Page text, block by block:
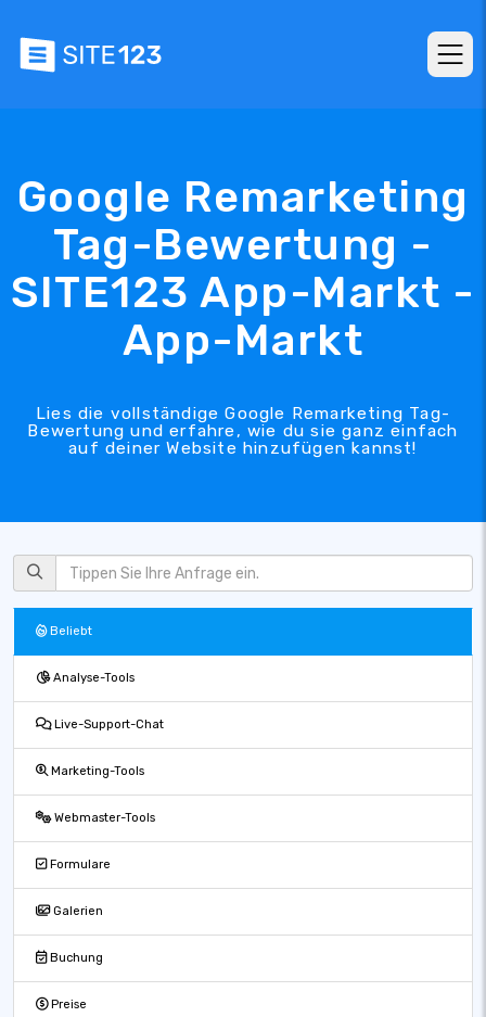
Google Remarketing
Tag-Bewertung -
SITE123 App-Markt -
App-Markt
Lies die vollständige Google Remarketing Tag-
Bewertung und erfahre, wie du sie ganz einfach
auf deiner Website hinzufügen kannst!
Beliebt
Analyse-Tools
Live-Support-Chat
Marketing-Tools
Webmaster-Tools
Formulare
Galerien
Buchung
Preise